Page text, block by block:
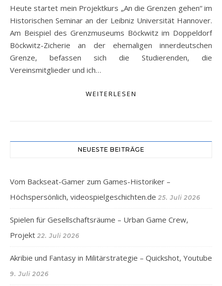
Heute startet mein Projektkurs „An die Grenzen gehen“ im
Historischen Seminar an der Leibniz Universität Hannover.
Am Beispiel des Grenzmuseums Böckwitz im Doppeldorf
Böckwitz-Zicherie an der ehemaligen innerdeutschen
Grenze, befassen sich die Studierenden, die
Vereinsmitglieder und ich…
WEITERLESEN
NEUESTE BEITRÄGE
Vom Backseat-Gamer zum Games-Historiker –
Höchspersönlich, videospielgeschichten.de 25. Juli 2026
Spielen für Gesellschaftsräume – Urban Game Crew,
Projekt 22. Juli 2026
Akribie und Fantasy in Militärstrategie – Quickshot, Youtube
9. Juli 2026